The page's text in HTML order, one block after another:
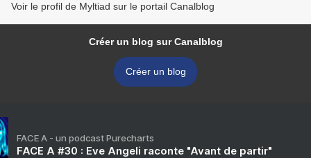
Voir le profil de Myltiad sur le portail Canalblog
Créer un blog sur Canalblog
Créer un blog
FACE A - un podcast Purecharts
FACE A #30 : Eve Angeli raconte "Avant de partir"